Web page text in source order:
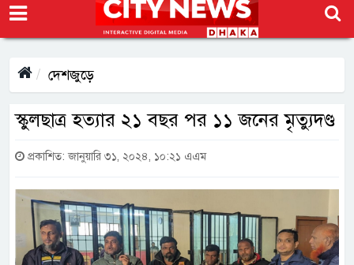
দেশজুড়ে
স্কুলছাত্র হত্যার ২১ বছর পর ১১ জনের মৃত্যুদণ্ড
প্রকাশিত: জানুয়ারি ৩১, ২০২৪, ১০:২১ এএম